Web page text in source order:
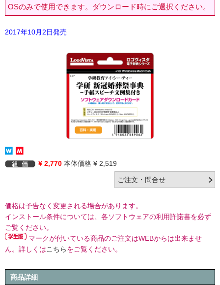
OSのみで使用できます。ダウンロード時にご選択ください。
2017年10月2日発売
¥ 2,770 本体価格 ¥ 2,519
価格は予告なく変更される場合があります。
インストール条件については、各ソフトウェアの利用許諾書を必ず
ご覧ください。
マークが付いている商品のご注文はWEBからは出来ませ
ん。詳しくはこちらをご覧ください。
商品詳細